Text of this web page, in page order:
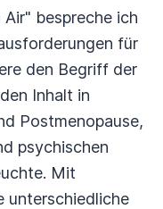
bespreche ich
für
den Begriff der
Inhalt in
Postmenopause,
psychischen
Mit
unterschiedliche